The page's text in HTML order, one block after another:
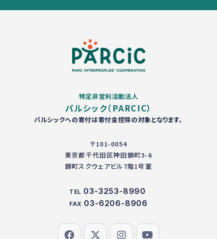
特定非営利活動法人
パルシック（PARCIC）
パルシックへの寄付は寄付金控除の対象となります。
〒101-0054
東京都千代田区神田錦町3-6
錦町スクウェアビル7階1号室
TEL 03-3253-8990
FAX 03-6206-8906